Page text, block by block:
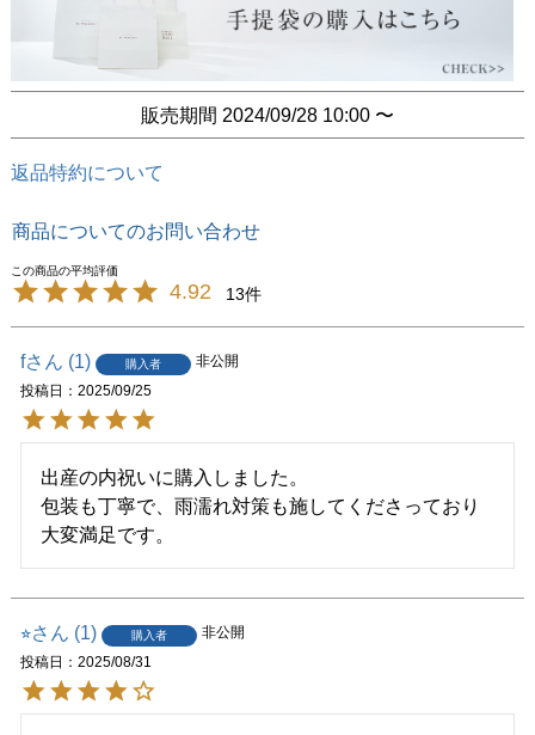
販売期間 2024/09/28 10:00 〜
返品特約について
商品についてのお問い合わせ
4.92 13
f 1 購入者
非公開
投稿日
2025/09/25
出産の内祝いに購入しました。
包装も丁寧で、雨濡れ対策も施してくださっており
大変満足です。
⭐︎ 1 購入者
非公開
投稿日
2025/08/31